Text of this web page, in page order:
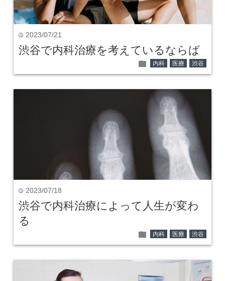
time 2023/07/21
渋谷で内科治療を考えているならば
folder 内科 医療 渋谷
time 2023/07/18
渋谷で内科治療によって人生が変わ
る
folder 内科 医療 渋谷